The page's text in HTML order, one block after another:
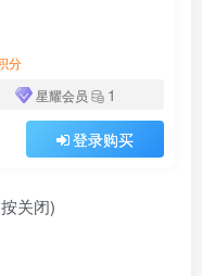
分
星耀会员 1
登录购买
关闭)